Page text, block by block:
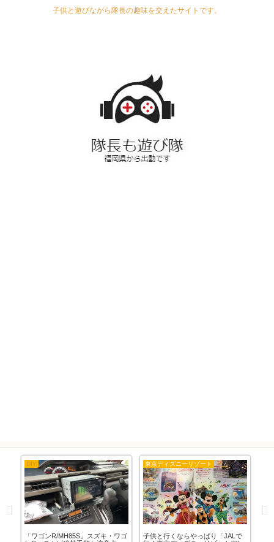
子供と遊びながら隊長の趣味を交えたサイトです。
DIY
「ワゴンR/MH85S」スズキ・ワゴ
東京ディズニーリゾート
子供と行くならやっぱり「JALで